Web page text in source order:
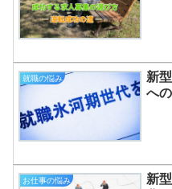
就職の悩み
新
へ
お仕事の悩み
新